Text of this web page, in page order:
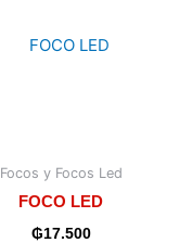
Focos y Focos Led
FOCO LED
₲17.500